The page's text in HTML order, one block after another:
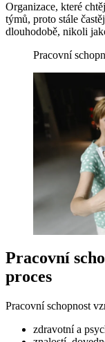
Organizace, které
týmů, proto stále
dlouhodobě, nikoli
Pracovní
Pracovní
proces
Pracovní schopnost
zdravotní a